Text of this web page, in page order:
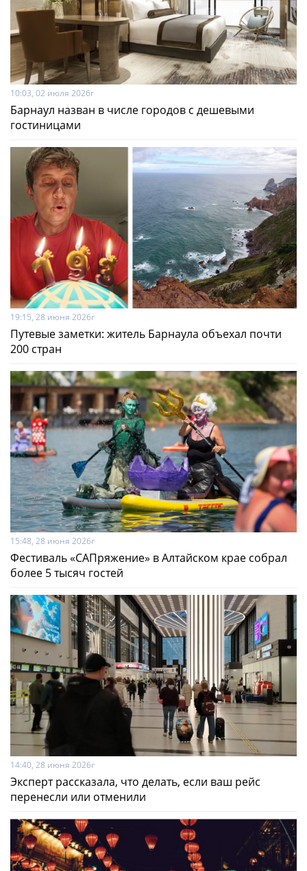
10:03, 02 июля 2026г
Барнаул назван в числе городов с дешевыми
гостиницами
19:15, 28 июня 2026г
Путевые заметки: житель Барнаула объехал почти
200 стран
15:48, 28 июня 2026г
Фестиваль «САПряжение» в Алтайском крае собрал
более 5 тысяч гостей
14:40, 28 июня 2026г
Эксперт рассказала, что делать, если ваш рейс
перенесли или отменили